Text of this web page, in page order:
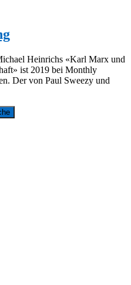
Heinrichs «Karl Marx und
ist 2019 bei Monthly
Der von Paul Sweezy und